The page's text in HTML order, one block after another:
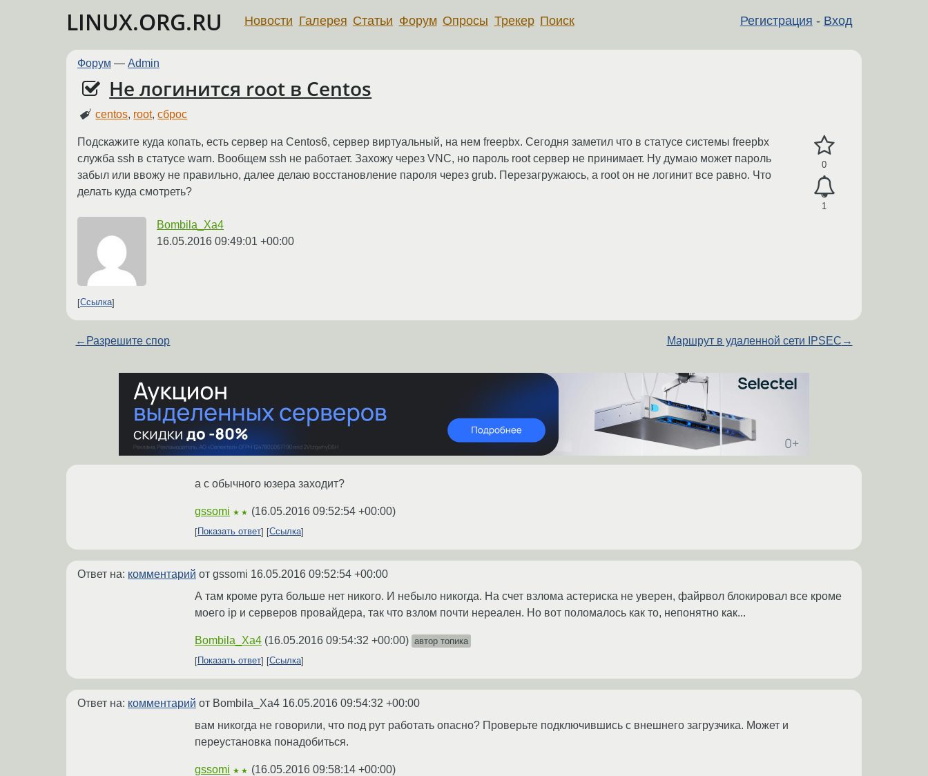
LINUX.ORG.RU Регистрация - Вход
Новости Галерея Статьи Форум Опросы Трекер Поиск
Форум — Admin
Не логинится root в Centos
centos, root,сброс
0
1
Подскажите куда копать, есть сервер на Centos6, сервер виртуальный, на нем freepbx. Сегодня заметил что в статусе системы freepbx
служба ssh в статусе warn. Вообщем ssh не работает. Захожу через VNC, но пароль root сервер не принимает. Ну думаю может пароль
забыл или ввожу не правильно, далее делаю восcтановление пароля через grub. Перезагружаюсь, а root он не логинит все равно. Что
делать куда смотреть?
Bombila_Xa4
16.05.2016 09:49:01 +00:00
Ссылка
← Разрешите спор Маршрут в удаленной сети IPSEC →
а с обычного юзера заходит?
gssomi ★★ (16.05.2016 09:52:54 +00:00)
Показать ответ Ссылка
Ответ на: комментарий от gssomi 16.05.2016 09:52:54 +00:00
А там кроме рута больше нет никого. И небыло никогда. На счет взлома астериска не уверен, файрвол блокировал все кроме
моего ip и серверов провайдера, так что взлом почти нереален. Но вот поломалось как то, непонятно как...
Bombila_Xa4 (16.05.2016 09:54:32 +00:00) автор топика
Показать ответ
Ссылка
Ответ на: комментарий от Bombila_Xa4 16.05.2016 09:54:32 +00:00
вам никогда не говорили, что под рут работать опасно? Проверьте подключившись с внешнего загрузчика. Может и
переустановка понадобиться.
gssomi ★★ (16.05.2016 09:58:14 +00:00)